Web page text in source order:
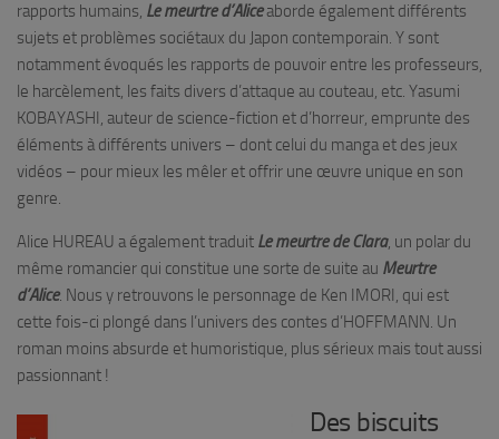
rapports humains, Le meurtre d’Aliceaborde également différents
sujets et problèmes sociétaux du Japon contemporain. Y sont
notamment évoqués les rapports de pouvoir entre les professeurs,
le harcèlement, les faits divers d’attaque au couteau, etc. Yasumi
KOBAYASHI, auteur de science-fiction et d’horreur, emprunte des
éléments à différents univers – dont celui du manga et des jeux
vidéos – pour mieux les mêler et offrir une œuvre unique en son
genre.
Alice HUREAU a également traduit Le meurtre de Clara, un polar du
même romancier qui constitue une sorte de suite au Meurtre
d’Alice. Nous y retrouvons le personnage de Ken IMORI, qui est
cette fois-ci plongé dans l’univers des contes d’HOFFMANN. Un
roman moins absurde et humoristique, plus sérieux mais tout aussi
passionnant !
Des biscuits